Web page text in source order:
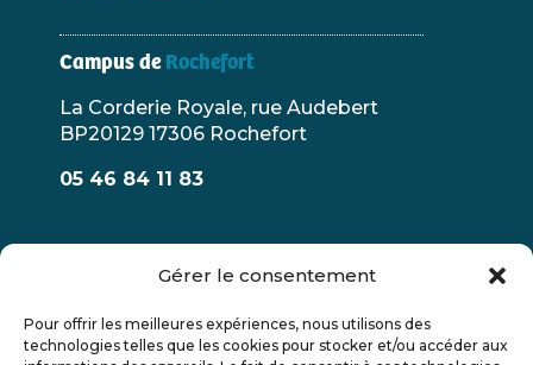
Gérer le consentement
Pour offrir les meilleures expériences, nous utilisons des
technologies telles que les cookies pour stocker et/ou accéder aux
Campus de Rochefort
La Corderie Royale, rue Audebert
BP20129 17306 Rochefort
05 46 84 11 83